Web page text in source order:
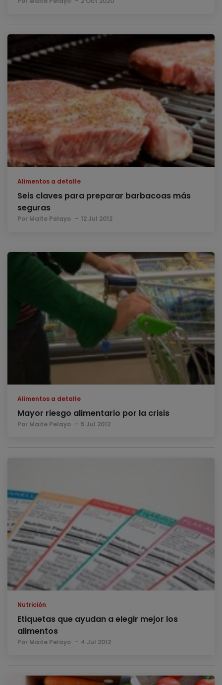
Alimentos a detalle
Seis claves para preparar barbacoas más
seguras
Por Maite Pelayo 12 Jul 2012
Alimentos a detalle
Mayor riesgo alimentario por la crisis
Por Maite Pelayo 5 Jul 2012
Nutrición
Etiquetas que ayudan a elegir mejor los
alimentos
Por Maite Pelayo 4 Jul 2012